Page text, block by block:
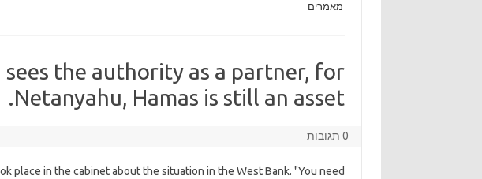
מאמרים
the authority as a partner, for
Netanyahu, Hamas is still an asset.
0 תגובות
place in the cabinet about the situation in the West Bank. "You need